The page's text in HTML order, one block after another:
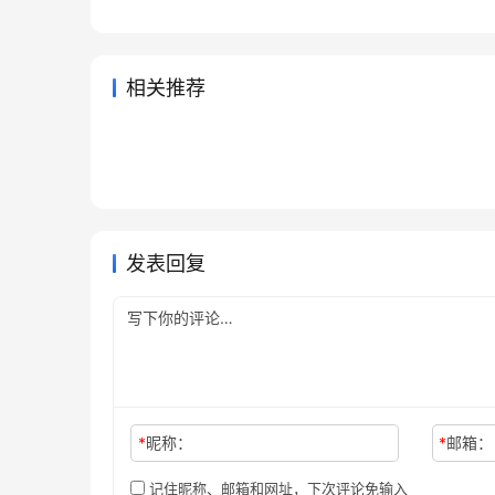
相关推荐
发表回复
*昵称： *邮箱：
记住昵称、邮箱和网址，下次评论免输入